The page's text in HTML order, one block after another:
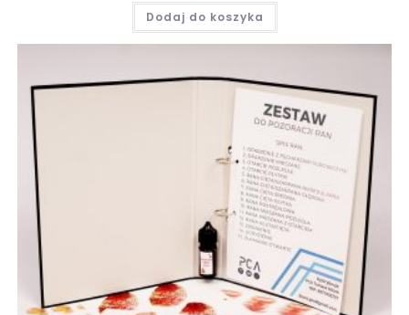
Dodaj do koszyka